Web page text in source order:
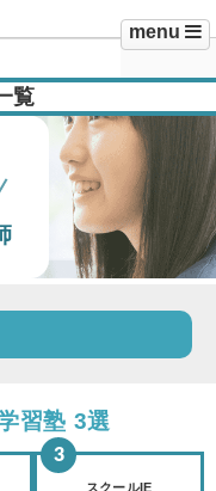
menu
覧
習塾 3選
スクールIE